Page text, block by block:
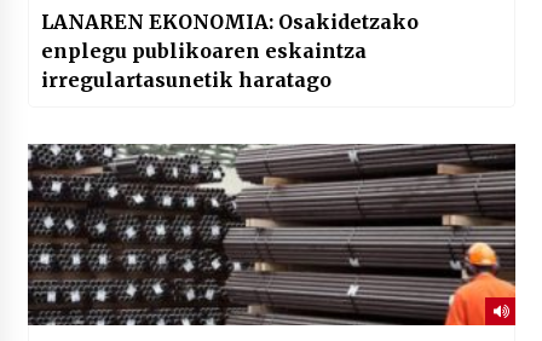
LANAREN EKONOMIA: Osakidetzako
enplegu publikoaren eskaintza
irregulartasunetik haratago